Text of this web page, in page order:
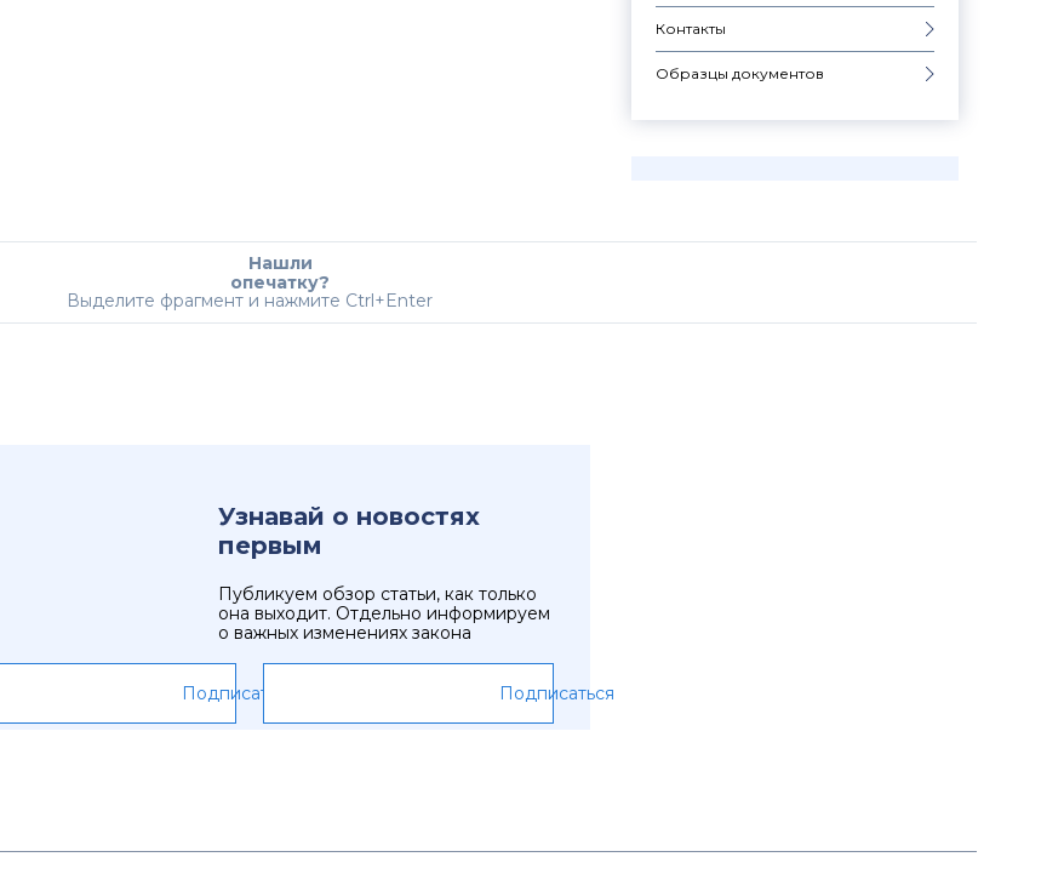
Контакты
Образцы документов
Нашли
опечатку?
Выделите фрагмент и нажмите Ctrl+Enter
Узнавай о новостях
первым
Публикуем обзор статьи, как только
она выходит. Отдельно информируем
о важных изменениях закона
Подписаться Подписаться